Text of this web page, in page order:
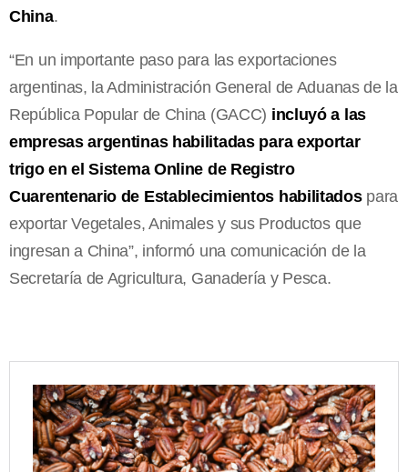
China.
“En un importante paso para las exportaciones
argentinas, la Administración General de Aduanas de la
República Popular de China (GACC) incluyó a las
empresas argentinas habilitadas para exportar
trigo en el Sistema Online de Registro
Cuarentenario de Establecimientos habilitadospara
exportar Vegetales, Animales y sus Productos que
ingresan a China”, informó una comunicación de la
Secretaría de Agricultura, Ganadería y Pesca.